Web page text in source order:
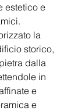
estetico e
la
storico,
dalla
in
e
e